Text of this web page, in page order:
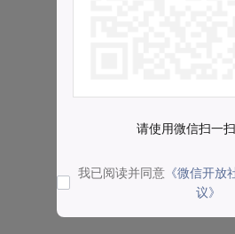
请使用微信扫一
我已阅读并同意 《微信开
议》